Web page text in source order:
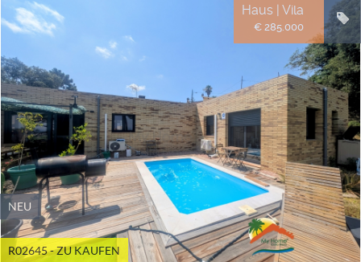
NEU
R02645 - ZU KAUFEN
Haus | Vila
€ 285.000